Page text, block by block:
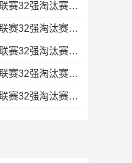
08月04日佛山西甲足球联赛32强淘汰赛广东西南建设VS香港圣徒全场录像
08月04日佛山西甲足球联赛32强淘汰赛贪玩游戏VS美的薪火全场录像
08月04日佛山西甲足球联赛32强淘汰赛肇庆恒骏成VS三七互娱全场录像
08月04日佛山西甲足球联赛32强淘汰赛藝品高國際VS湛江狂狼·粵辉能源全场录像
08月03日佛山西甲足球联赛32强淘汰赛三水乐民兴健力宝VS中国澳门澳科精英全场录像